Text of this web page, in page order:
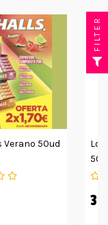
Verano 50ud
FILTER